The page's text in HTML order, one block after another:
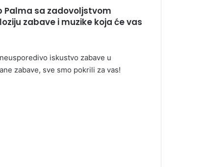
Palma sa zadovoljstvom
zabave i muzike koja će vas
iskustvo zabave u
zabave, sve smo pokrili za vas!